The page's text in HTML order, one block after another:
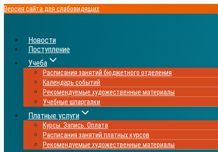
Перейти
Версия сайта для слабовидящих
Новости
Поступление
Учеба
Расписания занятий бюджетного отделения
Календарь событий
Рекомендуемые художественные материалы
Учебные шпаргалки
Платные услуги
Курсы. Запись. Оплата
Расписания занятий платных курсов
Рекомендуемые художественные материалы